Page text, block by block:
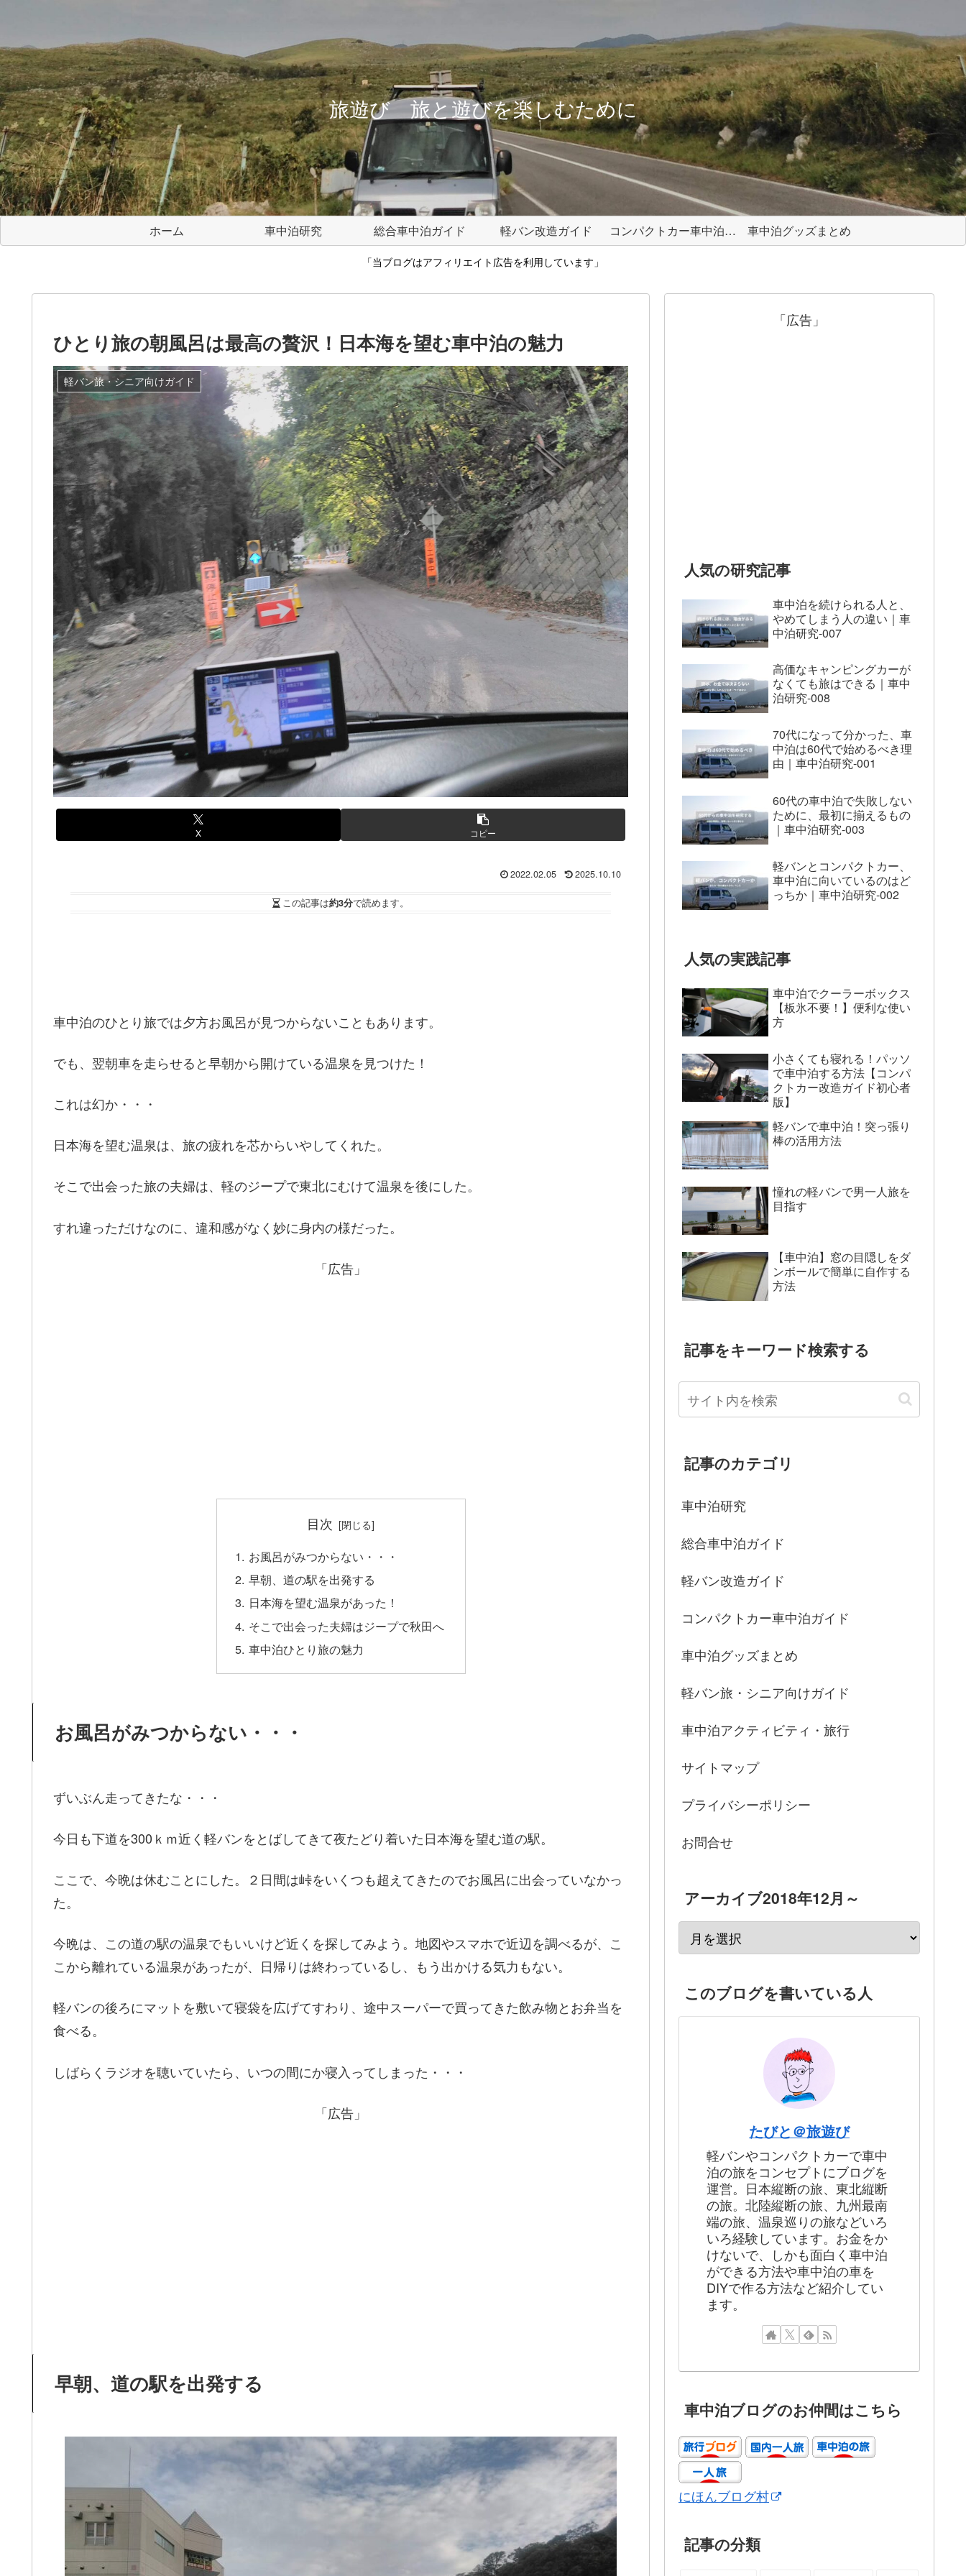
旅遊び 旅と遊びを楽しむために
ホーム 車中泊研究 総合車中泊ガイド 軽バン改造ガイド コンパクトカー車中泊ガイド 車中泊グッズまとめ
「当ブログはアフィリエイト広告を利用しています」
ひとり旅の朝風呂は最高の贅沢！日本海を望む車中泊の魅力
軽バン旅・シニア向けガイド
X コピー
2022.02.05 2025.10.10
この記事は約3分で読めます。
車中泊のひとり旅では夕方お風呂が見つからないこともあります。
でも、翌朝車を走らせると早朝から開けている温泉を見つけた！
これは幻か・・・
日本海を望む温泉は、旅の疲れを芯からいやしてくれた。
そこで出会った旅の夫婦は、軽のジープで東北にむけて温泉を後にした。
すれ違っただけなのに、違和感がなく妙に身内の様だった。
「広告」
目次
お風呂がみつからない・・・
早朝、道の駅を出発する
日本海を望む温泉があった！
そこで出会った夫婦はジープで秋田へ
車中泊ひとり旅の魅力
お風呂がみつからない・・・
ずいぶん走ってきたな・・・
今日も下道を300ｋｍ近く軽バンをとばしてきて夜たどり着いた日本海を望む道の駅。
ここで、今晩は休むことにした。２日間は峠をいくつも超えてきたのでお風呂に出会っていなかっ
た。
今晩は、この道の駅の温泉でもいいけど近くを探してみよう。地図やスマホで近辺を調べるが、こ
こから離れている温泉があったが、日帰りは終わっているし、もう出かける気力もない。
軽バンの後ろにマットを敷いて寝袋を広げてすわり、途中スーパーで買ってきた飲み物とお弁当を
食べる。
しばらくラジオを聴いていたら、いつの間にか寝入ってしまった・・・
「広告」
早朝、道の駅を出発する
「広告」
人気の研究記事
車中泊を続けられる人と、
やめてしまう人の違い｜車
中泊研究-007
高価なキャンピングカーが
なくても旅はできる｜車中
泊研究-008
70代になって分かった、車
中泊は60代で始めるべき理
由｜車中泊研究-001
60代の車中泊で失敗しない
ために、最初に揃えるもの
｜車中泊研究-003
軽バンとコンパクトカー、
車中泊に向いているのはど
っちか｜車中泊研究-002
人気の実践記事
車中泊でクーラーボックス
【板氷不要！】便利な使い
方
小さくても寝れる！パッソ
で車中泊する方法【コンパ
クトカー改造ガイド初心者
版】
軽バンで車中泊！突っ張り
棒の活用方法
憧れの軽バンで男一人旅を
目指す
【車中泊】窓の目隠しをダ
ンボールで簡単に自作する
方法
記事をキーワード検索する
記事のカテゴリ
車中泊研究
総合車中泊ガイド
軽バン改造ガイド
コンパクトカー車中泊ガイド
車中泊グッズまとめ
軽バン旅・シニア向けガイド
車中泊アクティビティ・旅行
サイトマップ
プライバシーポリシー
お問合せ
アーカイブ2018年12月～
このブログを書いている人
たびと＠旅遊び
軽バンやコンパクトカーで車中
泊の旅をコンセプトにブログを
運営。日本縦断の旅、東北縦断
の旅。北陸縦断の旅、九州最南
端の旅、温泉巡りの旅などいろ
いろ経験しています。お金をか
けないで、しかも面白く車中泊
ができる方法や車中泊の車を
DIYで作る方法など紹介してい
ます。
車中泊ブログのお仲間はこちら
にほんブログ村
記事の分類